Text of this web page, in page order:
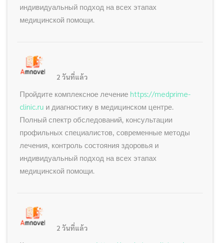
индивидуальный подход на всех этапах
медицинской помощи.
2 วันที่แล้ว
Пройдите комплексное лечение https://medprime-
clinic.ru и диагностику в медицинском центре.
Полный спектр обследований, консультации
профильных специалистов, современные методы
лечения, контроль состояния здоровья и
индивидуальный подход на всех этапах
медицинской помощи.
2 วันที่แล้ว